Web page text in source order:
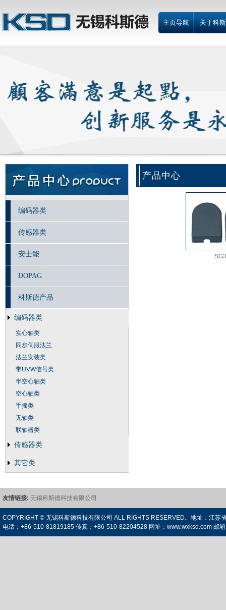
主页导航 关于科
编码器类
传感器类
安士能
DOPAG
科斯德产品
编码器类
实心轴类
同步伺服法兰
法兰安装类
带UVW信号类
半空心轴类
空心轴类
手摇类
无轴类
联轴器类
传感器类
其它类
产品中心
友情链接: 无锡科斯德科技有限公司
COPYRIGHT © 无锡科斯德科技有限公司 ALL RIGHTS RESERVED. 地址：江苏
电话：+86-510-81819185 传真：+86-510-82204528 网址：www.wxksd.com 邮